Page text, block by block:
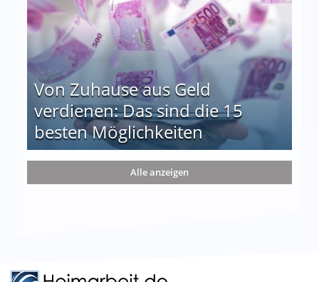
Von Zuhause aus Geld
verdienen: Das sind die 15
besten Möglichkeiten
die 15 besten Möglichkeiten
Alle anzeigen